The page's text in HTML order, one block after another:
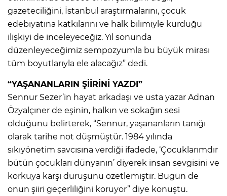
gazeteciliğini, İstanbul araştırmalarını, çocuk
edebiyatına katkılarını ve halk bilimiyle kurduğu
ilişkiyi de inceleyeceğiz. Yıl sonunda
düzenleyeceğimiz sempozyumla bu büyük mirası
tüm boyutlarıyla ele alacağız” dedi.
“YAŞANANLARIN ŞİİRİNİ YAZDI”
Sennur Sezer’in hayat arkadaşı ve usta yazar Adnan
Özyalçıner de eşinin, halkın ve sokağın sesi
olduğunu belirterek, “Sennur, yaşananların tanığı
olarak tarihe not düşmüştür. 1984 yılında
sıkıyönetim savcısına verdiği ifadede, ‘Çocuklarımdır
bütün çocukları dünyanın’ diyerek insan sevgisini ve
korkuya karşı duruşunu özetlemiştir. Bugün de
onun şiiri geçerliliğini koruyor” diye konuştu.